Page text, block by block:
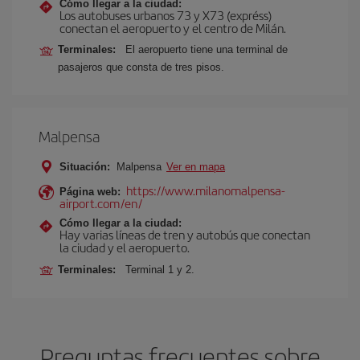
Cómo llegar a la ciudad:
Los autobuses urbanos 73 y X73 (expréss)
conectan el aeropuerto y el centro de Milán.
Terminales:
El aeropuerto tiene una terminal de
pasajeros que consta de tres pisos.
Malpensa
Situación: Malpensa Ver en mapa
Página web: https://www.milanomalpensa-
airport.com/en/
Cómo llegar a la ciudad:
Hay varias líneas de tren y autobús que conectan
la ciudad y el aeropuerto.
Terminales: Terminal 1 y 2.